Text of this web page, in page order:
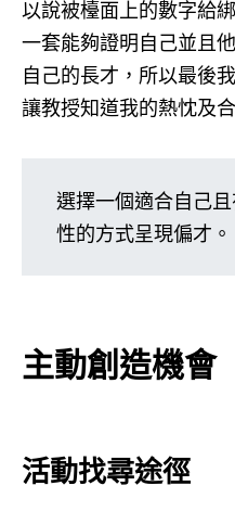
以說被檯面上的數字給
一套能夠證明自己並且
自己的長才，所以最後
讓教授知道我的熱忱及
選擇一個適合自己
性的方式呈現偏才。
主動創造機會
活動找尋途徑